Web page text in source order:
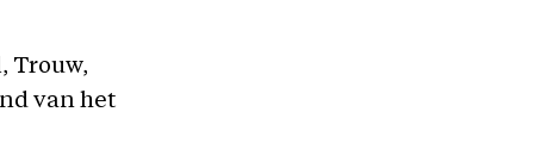
Trouw,
van het